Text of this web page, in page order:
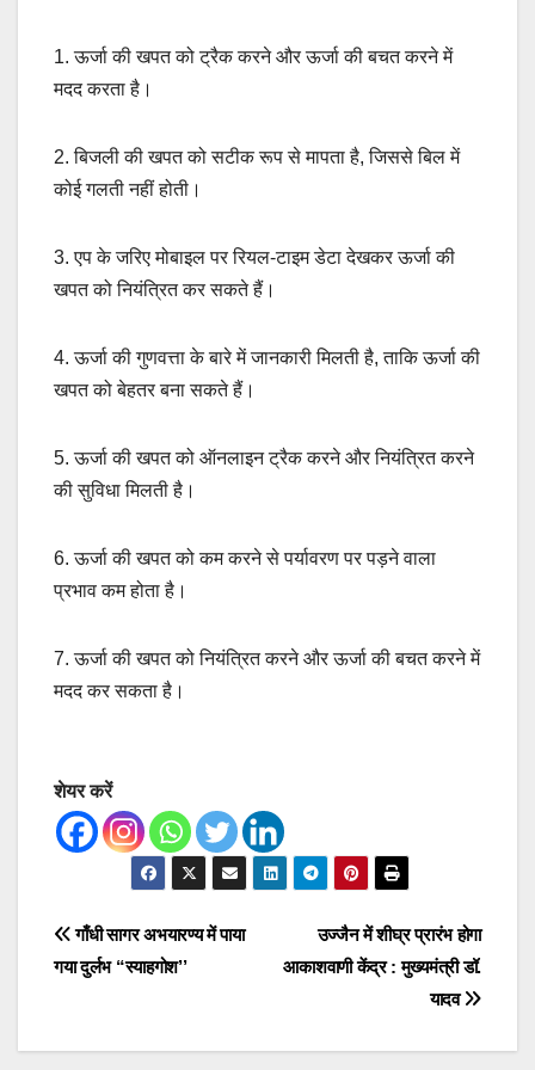
1. ऊर्जा की खपत को ट्रैक करने और ऊर्जा की बचत करने में
मदद करता है।
2. बिजली की खपत को सटीक रूप से मापता है, जिससे बिल में
कोई गलती नहीं होती।
3. एप के जरिए मोबाइल पर रियल-टाइम डेटा देखकर ऊर्जा की
खपत को नियंत्रित कर सकते हैं।
4. ऊर्जा की गुणवत्ता के बारे में जानकारी मिलती है, ताकि ऊर्जा की
खपत को बेहतर बना सकते हैं।
5. ऊर्जा की खपत को ऑनलाइन ट्रैक करने और नियंत्रित करने
की सुविधा मिलती है।
6. ऊर्जा की खपत को कम करने से पर्यावरण पर पड़ने वाला
प्रभाव कम होता है।
7. ऊर्जा की खपत को नियंत्रित करने और ऊर्जा की बचत करने में
मदद कर सकता है।
शेयर करें
Post
navigation
उज्जैन में शीघ्र प्रारंभ होगा
आकाशवाणी केंद्र : मुख्यमंत्री डॉ.
यादव
गाँधी सागर अभयारण्य में पाया
गया दुर्लभ “स्याहगोश’’